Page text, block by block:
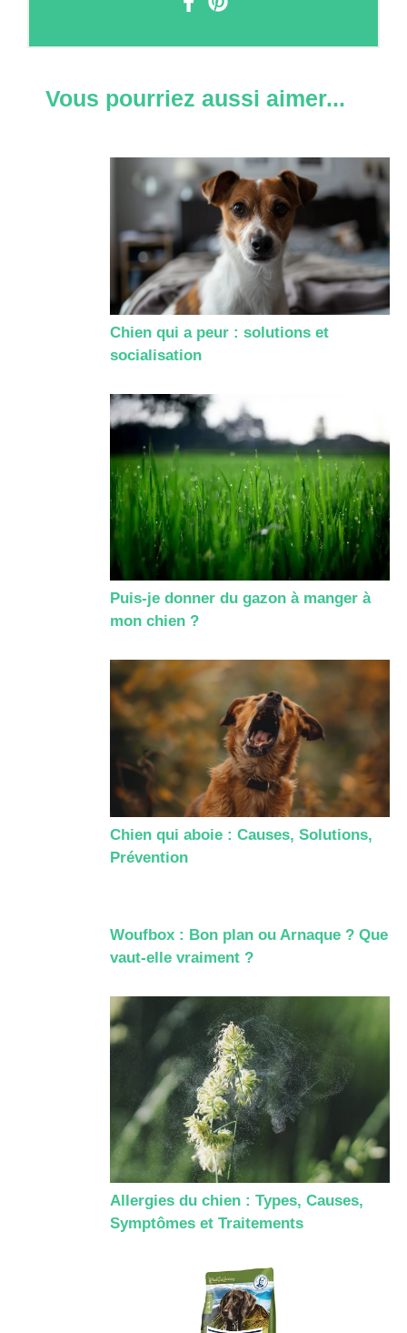
Vous pourriez aussi aimer...
Chien qui a peur : solutions et
socialisation
Puis-je donner du gazon à manger à
mon chien ?
Chien qui aboie : Causes, Solutions,
Prévention
Woufbox : Bon plan ou Arnaque ? Que
vaut-elle vraiment ?
Allergies du chien : Types, Causes,
Symptômes et Traitements